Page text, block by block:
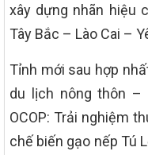
xây dựng nhãn hiệu
Tây Bắc – Lào Cai –
Tỉnh mới sau hợp
du lịch nông thôn –
OCOP: Trải nghiệm
chế biến gạo nếp Tú